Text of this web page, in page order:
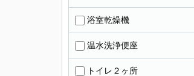
浴室乾燥機
温水洗浄便座
トイレ２ヶ所